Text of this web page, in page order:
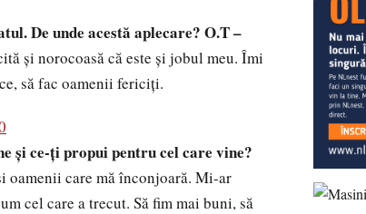
De unde acestă aplecare?O.T –
şi norocoasă că este şi jobul meu. Îmi
să fac oamenii fericiţi.
şi ce-ţi propui pentru cel care vine?
oamenii care mă înconjoară. Mi-ar
cel care a trecut. Să fim mai buni, să